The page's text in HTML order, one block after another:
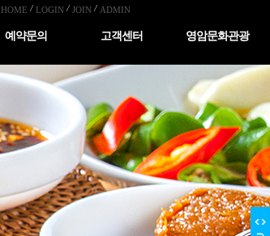
HOME LOGIN JOIN ADMIN
예약문의 고객센터 영암문화관광